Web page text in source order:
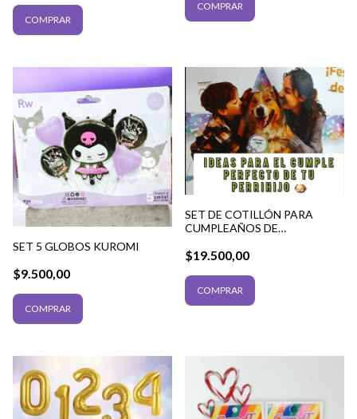
SET 5 GLOBOS KUROMI
$9.500,00
SET DE COTILLÓN PARA
CUMPLEAÑOS DE
$19.500,00